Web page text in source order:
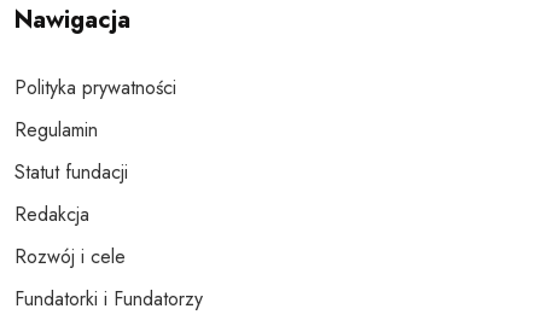
Nawigacja
Polityka prywatności
Regulamin
Statut fundacji
Redakcja
Rozwój i cele
Fundatorki i Fundatorzy